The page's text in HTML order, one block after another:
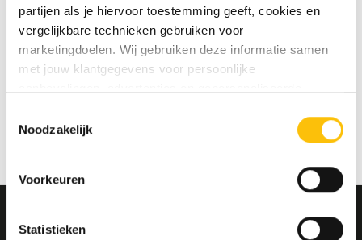
partijen als je hiervoor toestemming geeft, cookies en
vergelijkbare technieken gebruiken voor
marketingdoelen. Wij gebruiken deze informatie samen
met jouw klantgegevens voor persoonlijke
ervaringen: je eigen DTDD (gepersonaliseerde
aanbevelingen, functionaliteiten en communicatie binnen
dtdd.nl (relevante advertenties op websites en apps van
onze privacy policy
Noodzakelijk
Voorkeuren
Statistieken
Account aanmaken
MELD JE AAN VOOR ONZE NIEUWSBRIEF